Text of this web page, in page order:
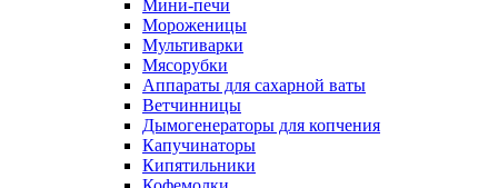
Мини-печи
Мороженицы
Мультиварки
Мясорубки
Аппараты для сахарной ваты
Ветчинницы
Дымогенераторы для копчения
Капучинаторы
Кипятильники